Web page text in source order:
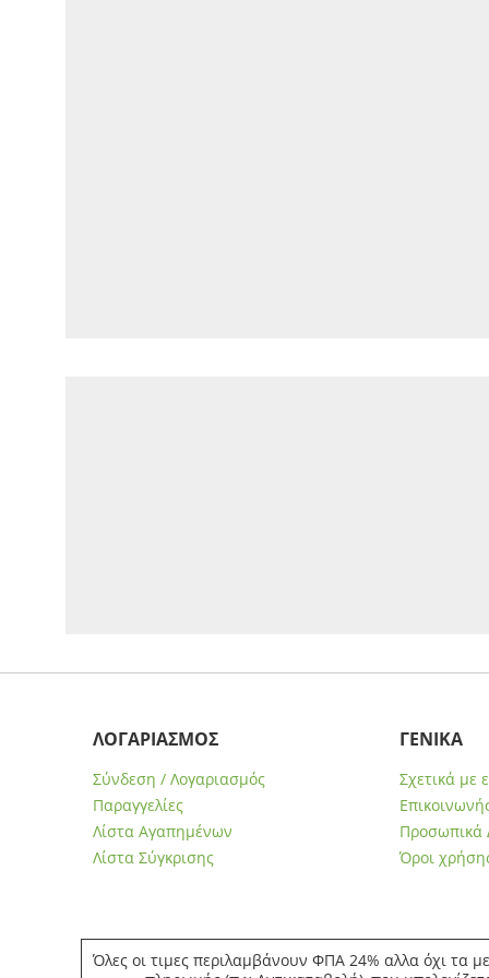
ΛΟΓΑΡΙΑΣΜΟΣ
Σύνδεση / Λογαριασμός
Παραγγελίες
Λίστα Αγαπημένων
Λίστα Σύγκρισης
ΓΕΝΙΚΑ
Σχετικά με
Προσωπικά
Όροι
Όλες οι τιμες περιλαμβάνουν ΦΠΑ 24% αλλα όχι τα